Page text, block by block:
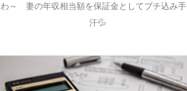
わ～ 妻の年収相当額を保証金としてブチ込み手
汗💦